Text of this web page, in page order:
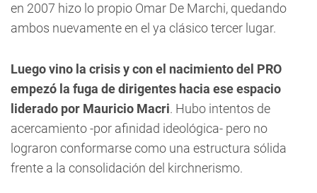
en 2007 hizo lo propio Omar De Marchi, quedando
ambos nuevamente en el ya clásico tercer lugar.
Luego vino la crisis y con el nacimiento del PRO
empezó la fuga de dirigentes hacia ese espacio
liderado por Mauricio Macri. Hubo intentos de
acercamiento -por afinidad ideológica- pero no
lograron conformarse como una estructura sólida
frente a la consolidación del kirchnerismo.